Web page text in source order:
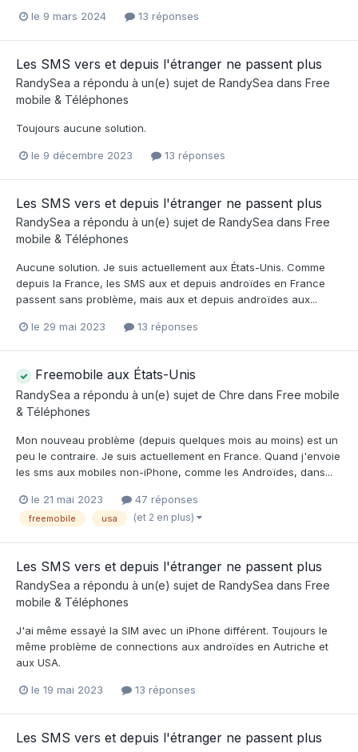
le 9 mars 2024 13 réponses
Les SMS vers et depuis l'étranger ne passent plus
RandySea a répondu à un(e) sujet de RandySea dans Free
mobile & Téléphones
Toujours aucune solution.
le 9 décembre 2023 13 réponses
Les SMS vers et depuis l'étranger ne passent plus
RandySea a répondu à un(e) sujet de RandySea dans Free
mobile & Téléphones
Aucune solution. Je suis actuellement aux États-Unis. Comme
depuis la France, les SMS aux et depuis androïdes en France
passent sans problème, mais aux et depuis androïdes aux...
le 29 mai 2023 13 réponses
Freemobile aux États-Unis
RandySea a répondu à un(e) sujet de Chre dans Free mobile
& Téléphones
Mon nouveau problème (depuis quelques mois au moins) est un
peu le contraire. Je suis actuellement en France. Quand j'envoie
les sms aux mobiles non-iPhone, comme les Androïdes, dans...
le 21 mai 2023 47 réponses
freemobile usa (et 2 en plus)
Les SMS vers et depuis l'étranger ne passent plus
RandySea a répondu à un(e) sujet de RandySea dans Free
mobile & Téléphones
J'ai même essayé la SIM avec un iPhone différent. Toujours le
même problème de connections aux androïdes en Autriche et
aux USA.
le 19 mai 2023 13 réponses
Les SMS vers et depuis l'étranger ne passent plus